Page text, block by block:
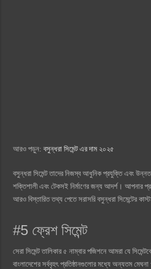
আরও পড়ুন:বসুন্ধরা সিমেন্ট এর দাম ২০২৫
বসুন্ধরা সিমেন্ট তাদের নিজস্ব আধুনিক প্রযুক্তি এবং
শক্তিশালী এবং টেকসই নির্মাণের জন্য আদর্শ। আপনার
আরও বিস্তারিত তথ্য পেতে সরাসরি বসুন্ধরা সিমেন্টের
#5 ফ্রেশ সিমেন্ট
সেরা সিমেন্ট তালিকার ৫ নাম্বার পজিশনে আমরা যে
বাংলাদেশের সর্ববৃহৎ প্রতিষ্ঠানগুলোর মধ্যে অন্যতম